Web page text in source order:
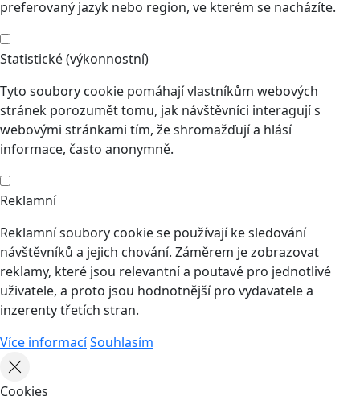
preferovaný jazyk nebo region, ve kterém se nacházíte.
Statistické (výkonnostní)
Tyto soubory cookie pomáhají vlastníkům webových
stránek porozumět tomu, jak návštěvníci interagují s
webovými stránkami tím, že shromažďují a hlásí
informace, často anonymně.
Reklamní
Reklamní soubory cookie se používají ke sledování
návštěvníků a jejich chování. Záměrem je zobrazovat
reklamy, které jsou relevantní a poutavé pro jednotlivé
uživatele, a proto jsou hodnotnější pro vydavatele a
inzerenty třetích stran.
Více informacíSouhlasím
Cookies